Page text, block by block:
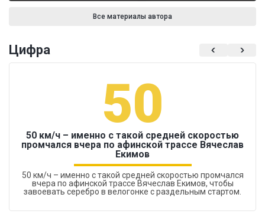
Все материалы автора
Цифра
50
50 км/ч – именно с такой средней скоростью
промчался вчера по афинской трассе Вячеслав
Екимов
50 км/ч – именно с такой средней скоростью промчался
вчера по афинской трассе Вячеслав Екимов, чтобы
завоевать серебро в велогонке с раздельным стартом.